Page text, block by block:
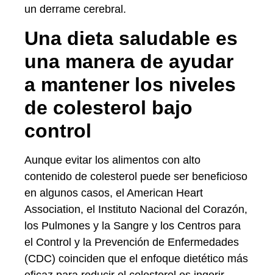
un derrame cerebral.
Una dieta saludable es
una manera de ayudar
a mantener los niveles
de colesterol bajo
control
Aunque evitar los alimentos con alto
contenido de colesterol puede ser beneficioso
en algunos casos, el American Heart
Association, el Instituto Nacional del Corazón,
los Pulmones y la Sangre y los Centros para
el Control y la Prevención de Enfermedades
(CDC) coinciden que el enfoque dietético más